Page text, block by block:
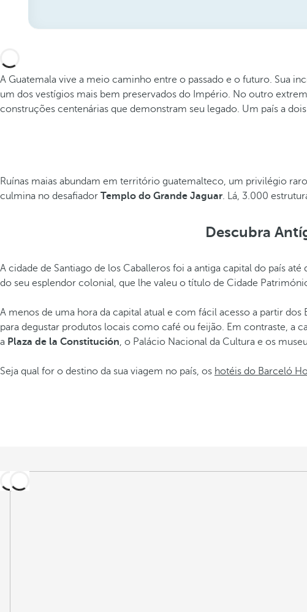
A Guatemala vive a meio caminho entre o passado e o futuro. Sua
um dos vestígios mais bem preservados do Império. No outro
construções centenárias que demonstram seu legado. Um país a
Ruínas maias abundam em território guatemalteco, um privilégio
culmina no desafiador Templo do Grande Jaguar. Lá, 3.000
Descubra
A cidade de Santiago de los Caballeros foi a antiga capital do país
do seu esplendor colonial, que lhe valeu o título de Cidade
A menos de uma hora da capital atual e com fácil acesso a partir dos
para degustar produtos locais como café ou feijão. Em contraste,
a Plaza de la Constitución, o Palácio Nacional da Cultura e os
Seja qual for o destino da sua viagem no país, os hotéis do Barceló